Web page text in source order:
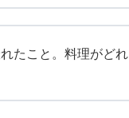
たこと。料理がどれ